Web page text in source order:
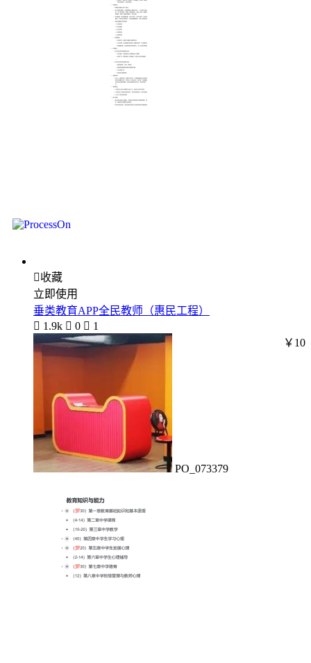
收藏
立即使用
垂类教育APP全民教师（惠民工程）
 1.9k  0  1
PO_073379
￥10